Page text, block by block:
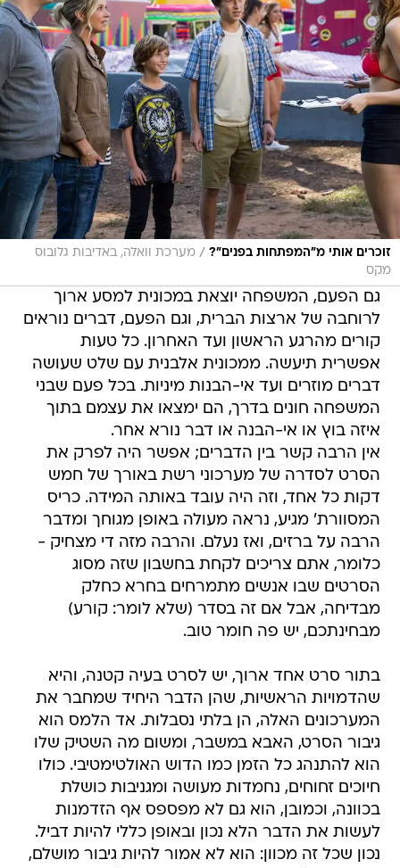
זוכרים אותי מ"המפתחות בפנים"? / מערכת וואלה, באדיבות גלובוס
מקס
גם הפעם, המשפחה יוצאת במכונית למסע ארוך
לרוחבה של ארצות הברית, וגם הפעם, דברים נוראים
קורים מהרגע הראשון ועד האחרון. כל טעות
אפשרית תיעשה. ממכונית אלבנית עם שלט שעושה
דברים מוזרים ועד אי-הבנות מיניות. בכל פעם שבני
המשפחה חונים בדרך, הם ימצאו את עצמם בתוך
איזה בוץ או אי-הבנה או דבר נורא אחר.
אין הרבה קשר בין הדברים; אפשר היה לפרק את
הסרט לסדרה של מערכוני רשת באורך של חמש
דקות כל אחד, וזה היה עובד באותה המידה. כריס
המסוורת' מגיע, נראה מעולה באופן מגוחך ומדבר
הרבה על ברזים, ואז נעלם. והרבה מזה די מצחיק -
כלומר, אתם צריכים לקחת בחשבון שזה מסוג
הסרטים שבו אנשים מתמרחים ‏בחרא כחלק
מבדיחה, אבל אם זה בסדר (שלא לומר: קורע)
מבחינתכם, יש פה חומר טוב.‏
בתור סרט אחד ארוך, יש לסרט בעיה קטנה, והיא
שהדמויות הראשיות, שהן הדבר היחיד שמחבר את
המערכונים האלה, הן בלתי נסבלות. אד הלמס הוא
גיבור הסרט, האבא במשבר, ומשום מה השטיק שלו
הוא להתנהג כל הזמן כמו הדוש האולטימטיבי. כולו
חיוכים זחוחים, נחמדות מעושה ומגניבות כושלת
בכוונה, וכמובן, הוא גם לא מפספס אף הזדמנות
לעשות את הדבר הלא נכון ובאופן כללי להיות דביל.
נכון שכל זה מכוון: הוא לא אמור להיות גיבור מושלם,